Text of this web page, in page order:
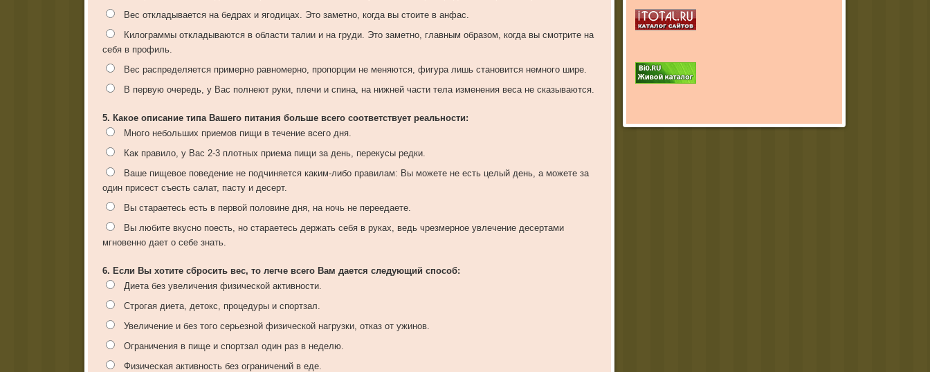
Вес откладывается на бедрах и ягодицах. Это заметно, когда вы стоите в анфас.
Килограммы откладываются в области талии и на груди. Это заметно, главным образом, когда вы смотрите на
себя в профиль.
Вес распределяется примерно равномерно, пропорции не меняются, фигура лишь становится немного шире.
В первую очередь, у Вас полнеют руки, плечи и спина, на нижней части тела изменения веса не сказываются.
5. Какое описание типа Вашего питания больше всего соответствует реальности:
Много небольших приемов пищи в течение всего дня.
Как правило, у Вас 2-3 плотных приема пищи за день, перекусы редки.
Ваше пищевое поведение не подчиняется каким-либо правилам: Вы можете не есть целый день, а можете за
один присест съесть салат, пасту и десерт.
Вы стараетесь есть в первой половине дня, на ночь не переедаете.
Вы любите вкусно поесть, но стараетесь держать себя в руках, ведь чрезмерное увлечение десертами
мгновенно дает о себе знать.
6. Если Вы хотите сбросить вес, то легче всего Вам дается следующий способ:
Диета без увеличения физической активности.
Строгая диета, детокс, процедуры и спортзал.
Увеличение и без того серьезной физической нагрузки, отказ от ужинов.
Ограничения в пище и спортзал один раз в неделю.
Физическая активность без ограничений в еде.